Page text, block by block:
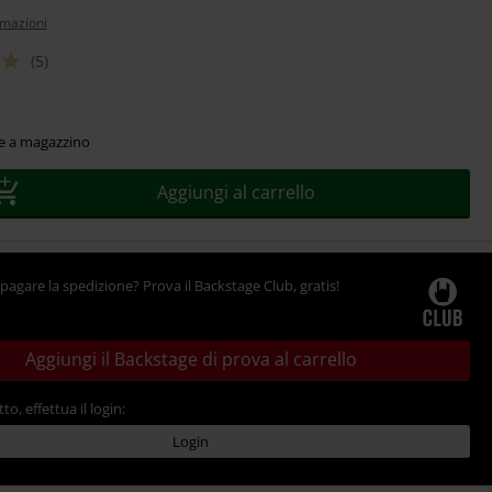
(5)
a magazzino
Aggiungi al carrello
la spedizione? Prova il Backstage Club, gratis!
Aggiungi il Backstage di prova al carrello
effettua il login:
Login